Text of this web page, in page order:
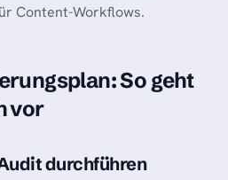
Content-Workflows.
So geht
vor
durchführen